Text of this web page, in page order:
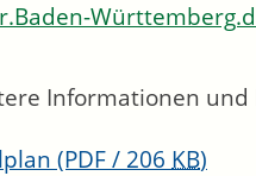
Informationen
(PDF / 206 KB)